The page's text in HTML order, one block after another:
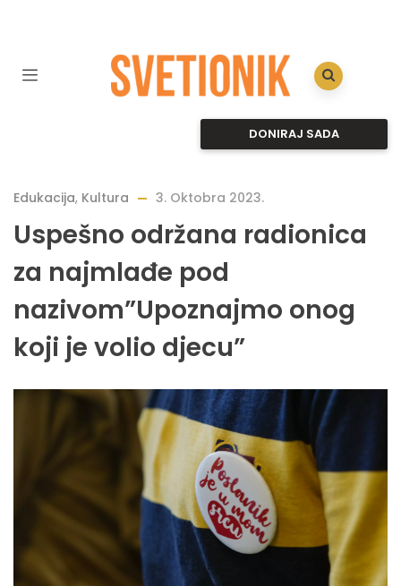
DONIRAJ SADA
Edukacija, Kultura 3. Oktobra 2023.
Uspešno održana radionica
za najmlađe pod
nazivom”Upoznajmo onog
koji je volio djecu”